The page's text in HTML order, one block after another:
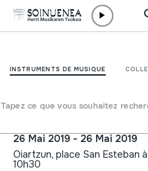
INSTRUMENTS DE MUSIQUE
Tapez ce que vous souhaitez
Fête de l'école de
Oiartzun
26 Mai 2019 - 26 Mai 2019
Oiartzun, place San Esteban
10h30